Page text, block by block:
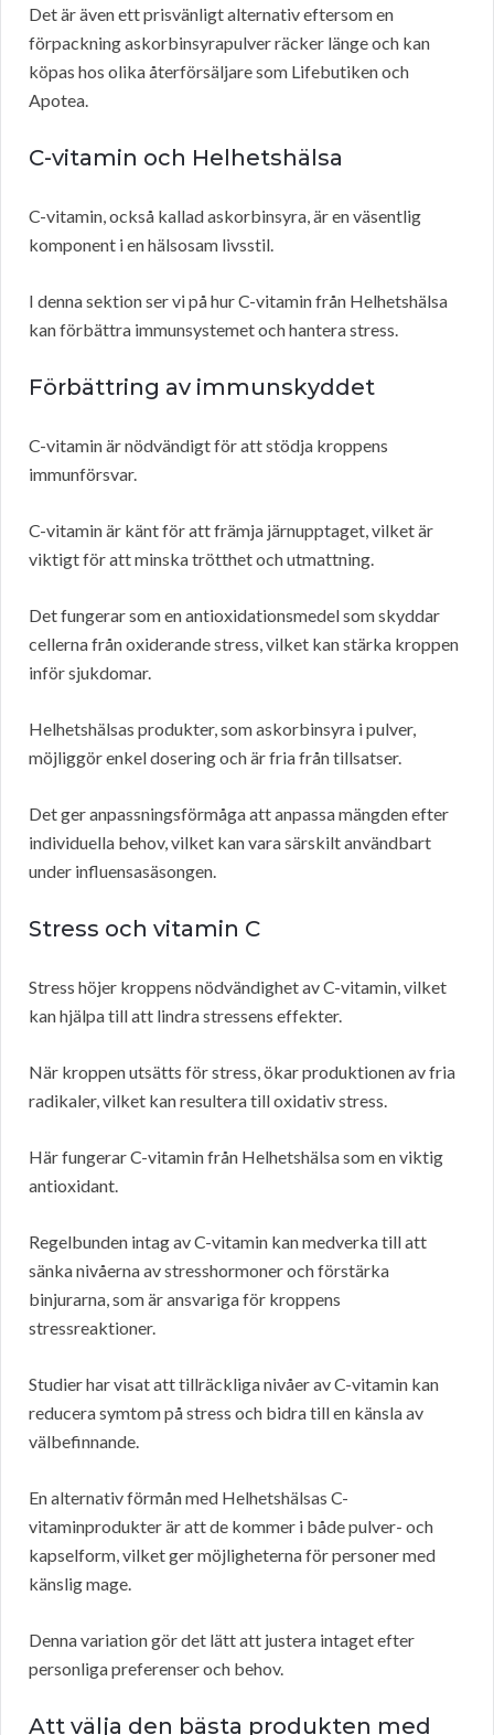
Det är även ett prisvänligt alternativ eftersom en
förpackning askorbinsyrapulver räcker länge och kan
köpas hos olika återförsäljare som Lifebutiken och
Apotea.
C-vitamin och Helhetshälsa
C-vitamin, också kallad askorbinsyra, är en väsentlig
komponent i en hälsosam livsstil.
I denna sektion ser vi på hur C-vitamin från Helhetshälsa
kan förbättra immunsystemet och hantera stress.
Förbättring av immunskyddet
C-vitamin är nödvändigt för att stödja kroppens
immunförsvar.
C-vitamin är känt för att främja järnupptaget, vilket är
viktigt för att minska trötthet och utmattning.
Det fungerar som en antioxidationsmedel som skyddar
cellerna från oxiderande stress, vilket kan stärka kroppen
inför sjukdomar.
Helhetshälsas produkter, som askorbinsyra i pulver,
möjliggör enkel dosering och är fria från tillsatser.
Det ger anpassningsförmåga att anpassa mängden efter
individuella behov, vilket kan vara särskilt användbart
under influensasäsongen.
Stress och vitamin C
Stress höjer kroppens nödvändighet av C-vitamin, vilket
kan hjälpa till att lindra stressens effekter.
När kroppen utsätts för stress, ökar produktionen av fria
radikaler, vilket kan resultera till oxidativ stress.
Här fungerar C-vitamin från Helhetshälsa som en viktig
antioxidant.
Regelbunden intag av C-vitamin kan medverka till att
sänka nivåerna av stresshormoner och förstärka
binjurarna, som är ansvariga för kroppens
stressreaktioner.
Studier har visat att tillräckliga nivåer av C-vitamin kan
reducera symtom på stress och bidra till en känsla av
välbefinnande.
En alternativ förmån med Helhetshälsas C-
vitaminprodukter är att de kommer i både pulver- och
kapselform, vilket ger möjligheterna för personer med
känslig mage.
Denna variation gör det lätt att justera intaget efter
personliga preferenser och behov.
Att välja den bästa produkten med